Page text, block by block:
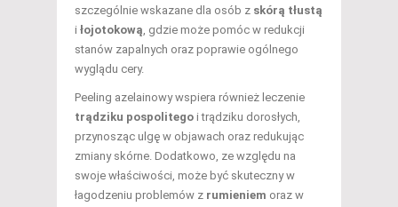
szczególnie wskazane dla osób z skórą tłustą
i łojotokową, gdzie może pomóc w redukcji
stanów zapalnych oraz poprawie ogólnego
wyglądu cery.
Peeling azelainowy wspiera również leczenie
trądziku pospolitego i trądziku dorosłych,
przynosząc ulgę w objawach oraz redukując
zmiany skórne. Dodatkowo, ze względu na
swoje właściwości, może być skuteczny w
łagodzeniu problemów z rumieniem oraz w